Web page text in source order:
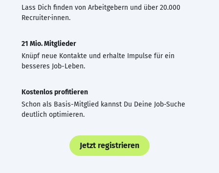
Lass Dich finden von Arbeitgebern und über 20.000
Recruiter·innen.
21 Mio. Mitglieder
Knüpf neue Kontakte und erhalte Impulse für ein
besseres Job-Leben.
Kostenlos profitieren
Schon als Basis-Mitglied kannst Du Deine Job-Suche
deutlich optimieren.
Jetzt registrieren